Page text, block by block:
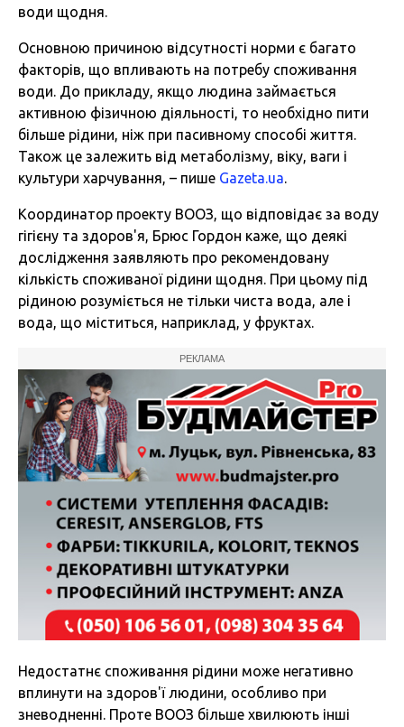
води щодня.
Основною причиною відсутності норми є багато
факторів, що впливають на потребу споживання
води. До прикладу, якщо людина займається
активною фізичною діяльності, то необхідно пити
більше рідини, ніж при пасивному способі життя.
Також це залежить від метаболізму, віку, ваги і
культури харчування, – пише Gazeta.ua.
Координатор проекту ВООЗ, що відповідає за воду
гігієну та здоров'я, Брюс Гордон каже, що деякі
дослідження заявляють про рекомендовану
кількість споживаної рідини щодня. При цьому під
рідиною розуміється не тільки чиста вода, але і
вода, що міститься, наприклад, у фруктах.
РЕКЛАМА
Недостатнє споживання рідини може негативно
вплинути на здоров'ї людини, особливо при
зневодненні. Проте ВООЗ більше хвилюють інші